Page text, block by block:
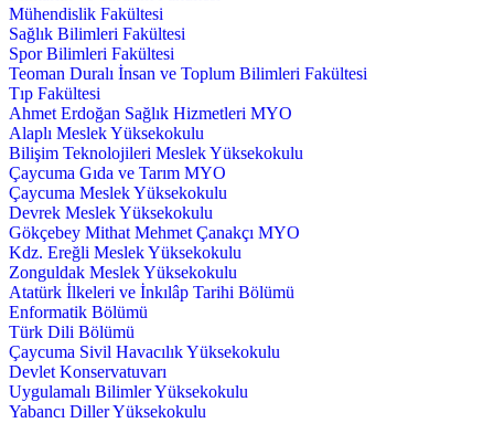
Mühendislik Fakültesi
Sağlık Bilimleri Fakültesi
Spor Bilimleri Fakültesi
Teoman Duralı İnsan ve Toplum Bilimleri Fakültesi
Tıp Fakültesi
Ahmet Erdoğan Sağlık Hizmetleri MYO
Alaplı Meslek Yüksekokulu
Bilişim Teknolojileri Meslek Yüksekokulu
Çaycuma Gıda ve Tarım MYO
Çaycuma Meslek Yüksekokulu
Devrek Meslek Yüksekokulu
Gökçebey Mithat Mehmet Çanakçı MYO
Kdz. Ereğli Meslek Yüksekokulu
Zonguldak Meslek Yüksekokulu
Atatürk İlkeleri ve İnkılâp Tarihi Bölümü
Enformatik Bölümü
Türk Dili Bölümü
Çaycuma Sivil Havacılık Yüksekokulu
Devlet Konservatuvarı
Uygulamalı Bilimler Yüksekokulu
Yabancı Diller Yüksekokulu